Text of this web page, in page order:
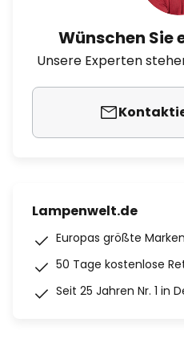
Wünschen Sie
Unsere Experten
Lampenwelt.de
Europas größte
50 Tage kostenlose
Seit 25 Jahren Nr. 1 in